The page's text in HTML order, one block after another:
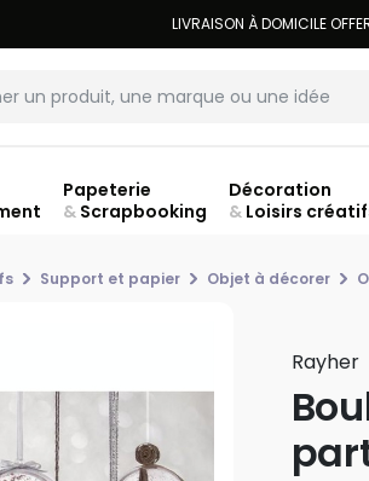
LIVRAISON À DOMICILE
Papeterie
&Scrapbooking
Décoration
&Loisirs
Support et papier Objet à décorer
Rayher